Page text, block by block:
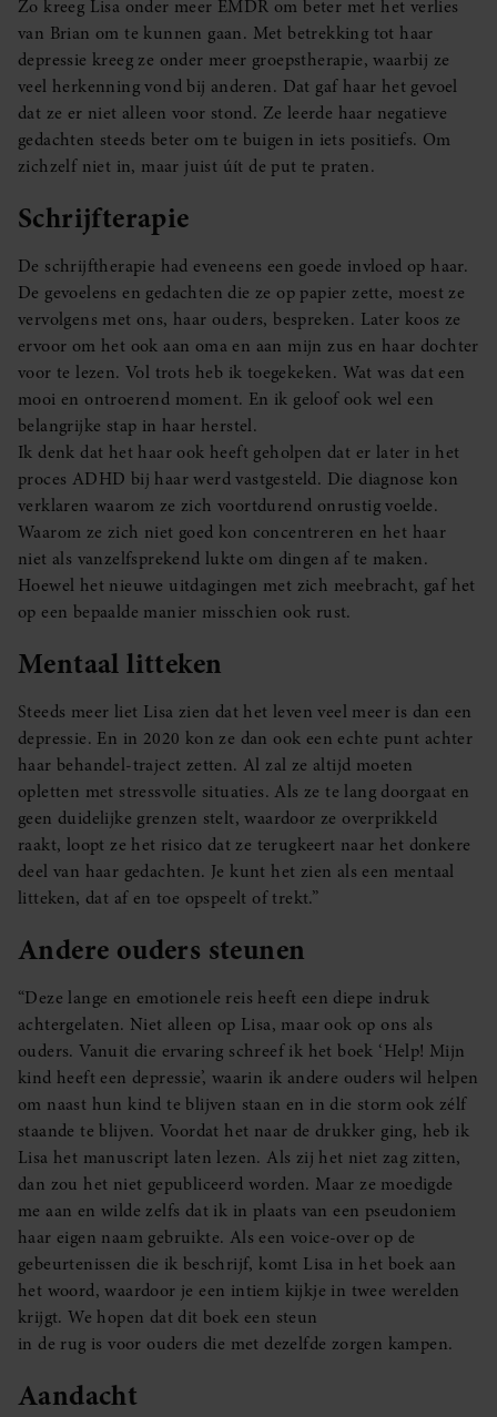
partners kunnen deze gegevens combineren met andere
informatie die u aan ze heeft verstrekt of die ze hebben
verzameld op basis van uw gebruik van hun services. U
gaat akkoord met onze cookies als u onze website blijft
gebruiken.
Zo kreeg Lisa onder meer EMDR om beter met het verlies
van Brian om te kunnen gaan. Met betrekking tot haar
depressie kreeg ze onder meer groepstherapie, waarbij ze
veel herkenning vond bij anderen. Dat gaf haar het gevoel
dat ze er niet alleen voor stond. Ze leerde haar negatieve
gedachten steeds beter om te buigen in iets positiefs. Om
zichzelf niet in, maar juist úít de put te praten.
Schrijfterapie
De schrijftherapie had eveneens een goede invloed op haar.
De gevoelens en gedachten die ze op papier zette, moest ze
vervolgens met ons, haar ouders, bespreken. Later koos ze
ervoor om het ook aan oma en aan mijn zus en haar dochter
voor te lezen. Vol trots heb ik toegekeken. Wat was dat een
mooi en ontroerend moment. En ik geloof ook wel een
belangrijke stap in haar herstel.
Ik denk dat het haar ook heeft geholpen dat er later in het
proces ADHD bij haar werd vastgesteld. Die diagnose kon
verklaren waarom ze zich voortdurend onrustig voelde.
Waarom ze zich niet goed kon concentreren en het haar
niet als vanzelfsprekend lukte om dingen af te maken.
Hoewel het nieuwe uitdagingen met zich meebracht, gaf het
op een bepaalde manier misschien ook rust.
Mentaal litteken
Steeds meer liet Lisa zien dat het leven veel meer is dan een
depressie. En in 2020 kon ze dan ook een echte punt achter
haar behandel-traject zetten. Al zal ze altijd moeten
opletten met stressvolle situaties. Als ze te lang doorgaat en
geen duidelijke grenzen stelt, waardoor ze overprikkeld
raakt, loopt ze het risico dat ze terugkeert naar het donkere
deel van haar gedachten. Je kunt het zien als een mentaal
litteken, dat af en toe opspeelt of trekt.”
Andere ouders steunen
“Deze lange en emotionele reis heeft een diepe indruk
achtergelaten. Niet alleen op Lisa, maar ook op ons als
ouders. Vanuit die ervaring schreef ik het boek ‘Help! Mijn
kind heeft een depressie’, waarin ik andere ouders wil helpen
om naast hun kind te blijven staan en in die storm ook zélf
staande te blijven. Voordat het naar de drukker ging, heb ik
Lisa het manuscript laten lezen. Als zij het niet zag zitten,
dan zou het niet gepubliceerd worden. Maar ze moedigde
me aan en wilde zelfs dat ik in plaats van een pseudoniem
haar eigen naam gebruikte. Als een voice-over op de
gebeurtenissen die ik beschrijf, komt Lisa in het boek aan
het woord, waardoor je een intiem kijkje in twee werelden
krijgt. We hopen dat dit boek een steun
in de rug is voor ouders die met dezelfde zorgen kampen.
Aandacht